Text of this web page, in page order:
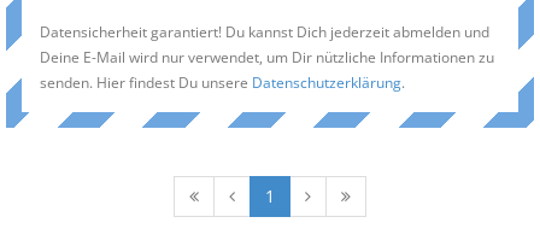
Datensicherheit garantiert! Du kannst Dich jederzeit abmelden und
Deine E-Mail wird nur verwendet, um Dir nützliche Informationen zu
senden. Hier findest Du unsere Datenschutzerklärung.
1